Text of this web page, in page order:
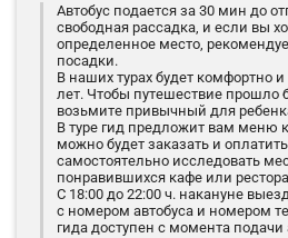
Автобус подается за 30 мин до
свободная рассадка, и если вы
определенное место,
посадки.
В наших турах будет комфортно
лет. Чтобы путешествие прошло
возьмите привычный для
В туре гид предложит вам меню
можно будет заказать и
самостоятельно исследовать
понравившихся кафе или
С 18:00 до 22:00 ч. накануне
с номером автобуса и номером
гида доступен с момента